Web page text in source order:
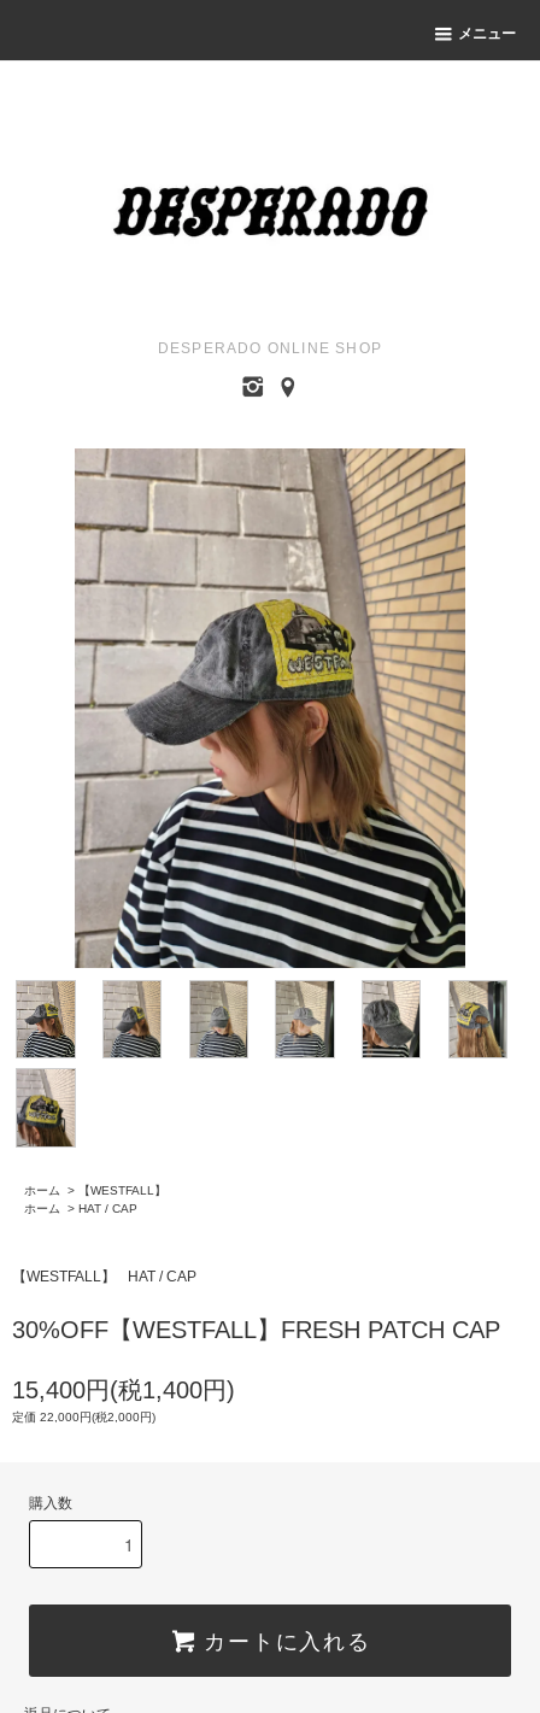
メニュー
DESPERADO ONLINE SHOP
ホーム >
【WESTFALL】
ホーム
> HAT / CAP
【WESTFALL】 HAT / CAP
30%OFF【WESTFALL】FRESH PATCH CAP
15,400円(税1,400円)
定価 22,000円(税2,000円)
購入数
カートに入れる